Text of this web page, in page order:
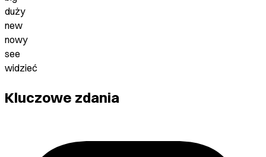
duży
new
nowy
see
widzieć
Kluczowe zdania